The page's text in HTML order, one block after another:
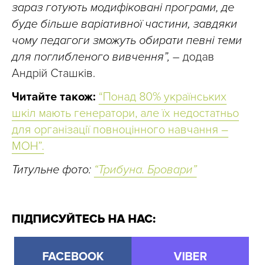
зараз готують модифіковані програми, де
буде більше варіативної частини, завдяки
чому педагоги зможуть обирати певні теми
для поглибленого вивчення”, – додав
Андрій Сташків.
Читайте також: “Понад 80% українських
шкіл мають генератори, але їх недостатньо
для організації повноцінного навчання –
МОН”.
Титульне фото: “Трибуна. Бровари”
ПІДПИСУЙТЕСЬ НА НАС:
FACEBOOK VIBER